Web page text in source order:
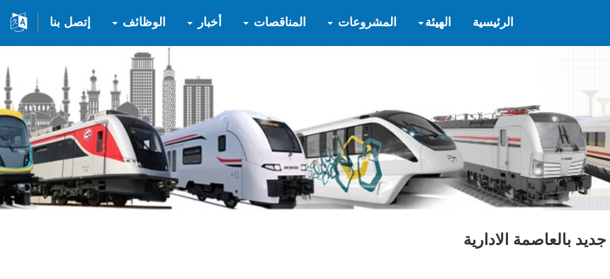
الرئيسية الهيئة المشروعات المناقصات أخبار الوظائف إتصل بنا
بالعاصمة الادارية